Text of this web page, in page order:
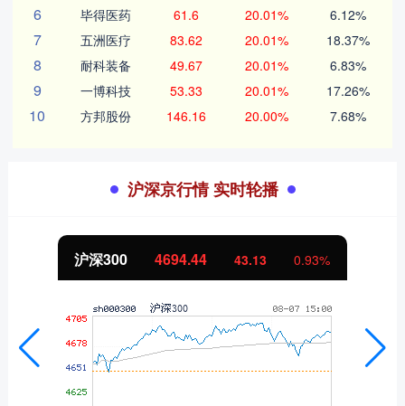
6 毕得医药 61.6 20.01% 6.12%
7 五洲医疗 83.62 20.01% 18.37%
8 耐科装备 49.67 20.01% 6.83%
9 一博科技 53.33 20.01% 17.26%
10 方邦股份 146.16 20.00% 7.68%
沪深京行情 实时轮播
沪深300 4694.44 43.13 0.93%